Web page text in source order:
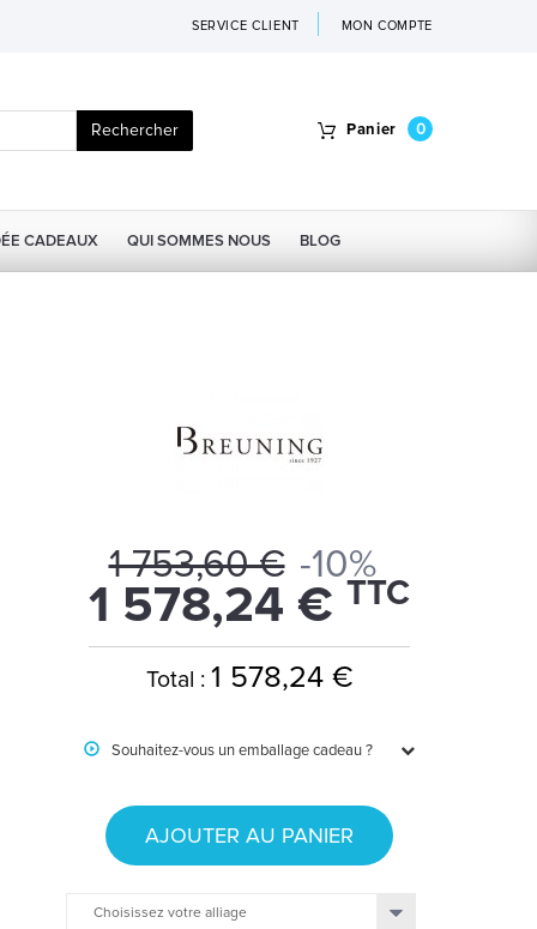
SERVICE CLIENT MON COMPTE
Rechercher Panier 0
CADEAUX QUI SOMMES NOUS BLOG
1 753,60 € -10%
1 578,24 € TTC
Total : 1 578,24 €
Souhaitez-vous un emballage cadeau ?
AJOUTER AU PANIER
Choisissez votre alliage